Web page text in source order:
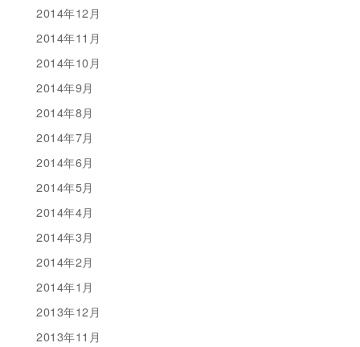
2014年12月
2014年11月
2014年10月
2014年9月
2014年8月
2014年7月
2014年6月
2014年5月
2014年4月
2014年3月
2014年2月
2014年1月
2013年12月
2013年11月